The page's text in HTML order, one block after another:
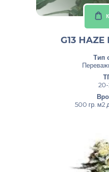
G13 HAZE
Тип
20-
500 гр. м2